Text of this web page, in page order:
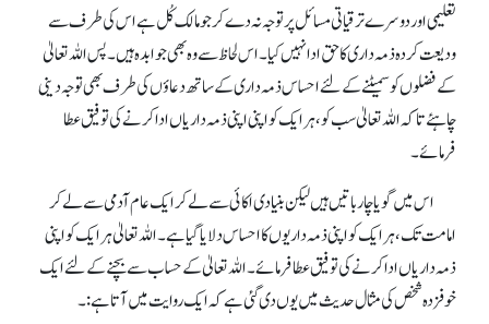
تعلیمی اور دوسرے ترقیاتی مسائل پر توجہ نہ دے کر جو مالک کُل ہے اس کی طرف سے
ودیعت کردہ ذمہ داری کا حق ادا نہیں کیا۔ اس لحاظ سے وہ بھی جوابدہ ہیں۔ پس اللہ تعالیٰ
کے فضلوں کو سمیٹنے کے لئے احساس ذمہ داری کے ساتھ دعاؤں کی طرف بھی توجہ دینی
چاہئے تاکہ اللہ تعالیٰ سب کو، ہر ایک کو اپنی اپنی ذمہ داریاں ادا کرنے کی توفیق عطا
فرمائے۔
اس میں گویا چار باتیں ہیں لیکن بنیادی اکائی سے لے کر ایک عام آدمی سے لے کر
امامت تک، ہر ایک کو اپنی ذمہ داریوں کا احساس دلایا گیا ہے۔ اللہ تعالیٰ ہر ایک کو اپنی
ذمہ داریاں ادا کرنے کی توفیق عطافرمائے۔ اللہ تعالیٰ کے حساب سے بچنے کے لئے ایک
خوفزدہ شخص کی مثال حدیث میں یوں دی گئی ہے کہ ایک روایت میں آتا ہے :۔